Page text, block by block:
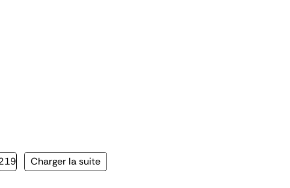
Page
Charger la suite